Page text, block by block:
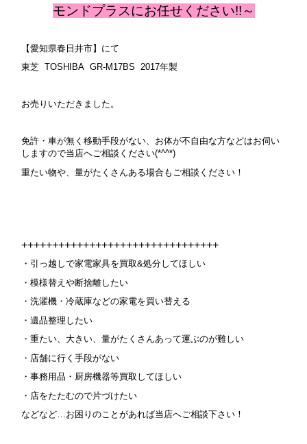
モンドプラスにお任せください!!～
【愛知県春日井市】にて
東芝TOSHIBA GR-M17BS 2017年製
お売りいただきました。
免許・車が無く移動手段がない、お体が不自由な方などはお伺い
しますので当店へご相談ください(*^^*)
重たい物や、量がたくさんある場合もご相談ください！
++++++++++++++++++++++++++++++++
・引っ越しで家電家具を買取&処分してほしい
・模様替えや断捨離したい
・洗濯機・冷蔵庫などの家電を買い替える
・遺品整理したい
・重たい、大きい、量がたくさんあって運ぶのが難しい
・店舗に行く手段がない
・事務用品・厨房機器等買取してほしい
・店をたたむので片づけたい
などなど…お困りのことがあれば当店へご相談下さい！